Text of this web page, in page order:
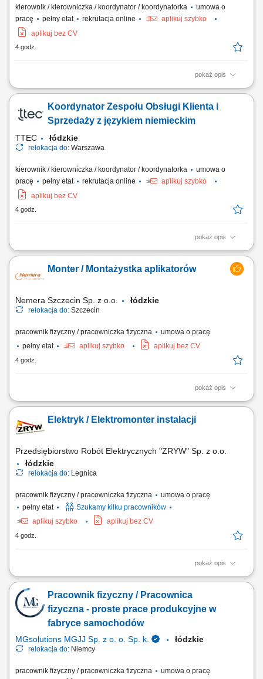
kierownik / kierowniczka / koordynator / koordynatorka
umowa o
pracę
pełny etat rekrutacja online
aplikuj szybko
aplikuj bez CV
4 godz.
pokaż opis
Opis stanowiska: Wspieranie i motywowanie zespołu w osiąganiu
problemów i eskalacji klientów; Zapewnianie wysokiej jakości obsługi
klienta podczas każdej rozmowy; Pełnienie roli menedżera pierwszej
Koordynator Zespołu Obsługi Klienta i
Sprzedaży z językiem niemieckim
TTEC łódzkie
relokacja do: Warszawa
kierownik / kierowniczka / koordynator / koordynatorka
umowa o
pracę
pełny etat rekrutacja online
aplikuj szybko
aplikuj bez CV
4 godz.
pokaż opis
Zakres obowiązków: Koordynowanie codziennej pracy zespołu
odpowiedzialnego za obsługę sprzedaży. Wspieranie pracowników w
rozwiązywaniu problemów oraz prowadzenie działań coachingowych.
Nadzór nad realizacją celów jakościowych i biznesowych. Obsługa
Monter / Montażystka aplikatorów
Nemera Szczecin Sp. z o.o. łódzkie
relokacja do: Szczecin
pracownik fizyczny / pracowniczka fizyczna
umowa o pracę
pełny etat
aplikuj szybko aplikuj bez CV
4 godz.
pokaż opis
Opis stanowiska: Montaż manualny drobnych elementów; Obsługa
półautomatycznej linii montażowej; Nadruk na elementach metodą hot-
print, tampodruk oraz laser; Raportowanie bieżących operacji;
Elektryk / Elektromonter instalacji
Przedsiębiorstwo Robót Elektrycznych "ZRYW" Sp. z o.o.
łódzkie
relokacja do: Legnica
pracownik fizyczny / pracowniczka fizyczna
umowa o pracę
pełny etat
Szukamy kilku pracowników
aplikuj szybko
aplikuj bez CV
4 godz.
pokaż opis
Montaż i podłączanie instalacji elektrycznych zgodnie z dokumentacją
techniczną. Dbanie o jakość i bezpieczeństwo wykonywanych prac.
Współpraca z zespołem na etapie realizacji inwestycji.
Pracownik fizyczny / Pracownica
fizyczna - proste prace produkcyjne w
fabryce samochodów
MGsolutions MGJJ Sp. z o. o. Sp. k. łódzkie
relokacja do: Niemcy
pracownik fizyczny / pracowniczka fizyczna umowa o pracę